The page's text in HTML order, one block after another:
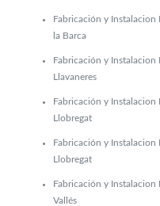
Fabricación y Instalacion
la Barca
Fabricación y Instalacion
Llavaneres
Fabricación y Instalacion
Llobregat
Fabricación y Instalacion
Llobregat
Fabricación y Instalacion
Vallés